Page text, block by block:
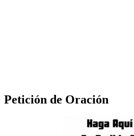
Petición de Oración